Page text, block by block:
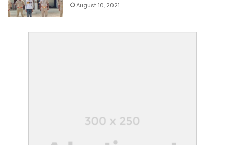
August 10, 2021